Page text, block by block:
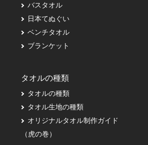
バスタオル
日本てぬぐい
ベンチタオル
ブランケット
タオルの種類
タオルの種類
タオル生地の種類
オリジナルタオル制作ガイド
（虎の巻）